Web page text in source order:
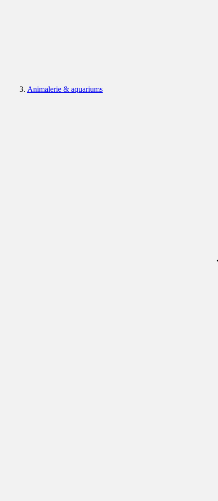
Animalerie & aquariums